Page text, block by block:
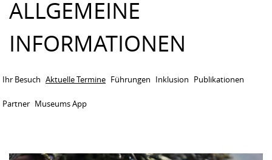
ALLGEMEINE
INFORMATIONEN
Ihr Besuch Aktuelle Termine Führungen Inklusion Publikationen
Partner Museums App